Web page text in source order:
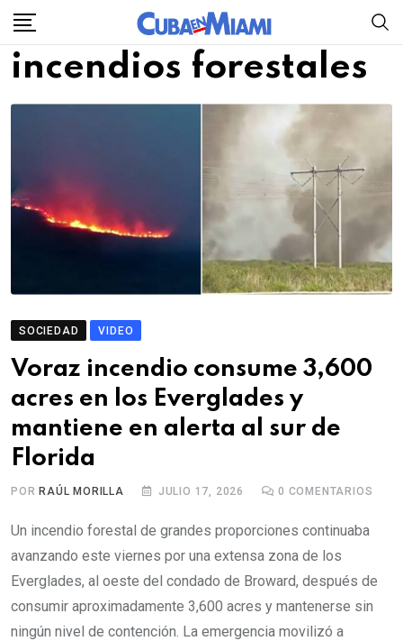
Skip
content
incendios forestales
SOCIEDAD VIDEO
Voraz incendio consume 3,600
acres en los Everglades y
mantiene en alerta al sur de
Florida
POR RAÚL MORILLA JULIO 17, 2026 0 COMENTARIOS
Un incendio forestal de grandes proporciones continuaba
avanzando este viernes por una extensa zona de los
Everglades, al oeste del condado de Broward, después de
consumir aproximadamente 3,600 acres y mantenerse sin
ningún nivel de contención. La emergencia movilizó a